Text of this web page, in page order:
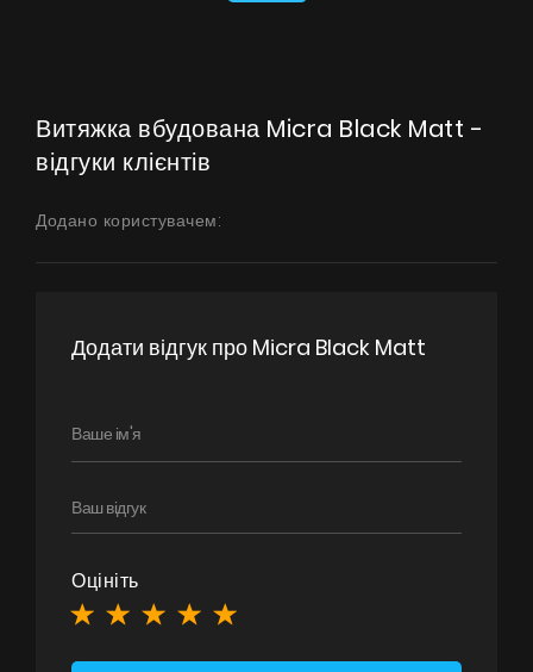
Витяжка вбудована Micra Black Matt -
відгуки клієнтів
Додано користувачем:
Додати відгук про Micra Black Matt
Оцініть